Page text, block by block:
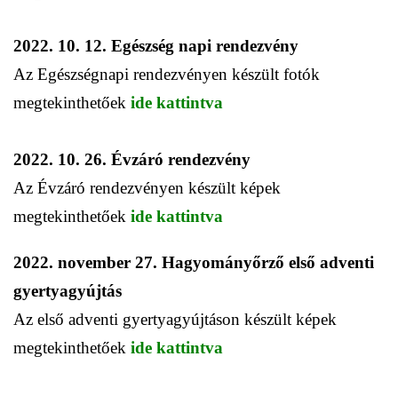
2022. 10. 12. Egészség napi rendezvény
Az Egészségnapi rendezvényen készült fotók
megtekinthetőek ide kattintva
2022. 10. 26. Évzáró rendezvény
Az Évzáró rendezvényen készült képek
megtekinthetőek ide kattintva
2022. november 27. Hagyományőrző első adventi
gyertyagyújtás
Az első adventi gyertyagyújtáson készült képek
megtekinthetőek ide kattintva